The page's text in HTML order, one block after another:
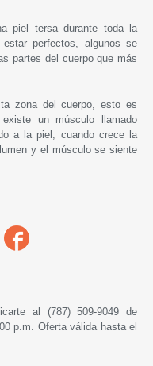
piel tersa durante toda la
perfectos, algunos se
partes del cuerpo que más
zona del cuerpo, esto es
un músculo llamado
a la piel, cuando crece la
y el músculo se siente
al (787) 509-9049 de
p.m. Oferta válida hasta el